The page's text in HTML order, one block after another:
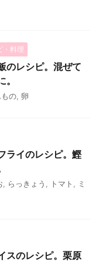
・料理
のレシピ。混ぜて
もの 卵
ライのレシピ。鰹
らっきょう トマト
ミ
スのレシピ。栗原